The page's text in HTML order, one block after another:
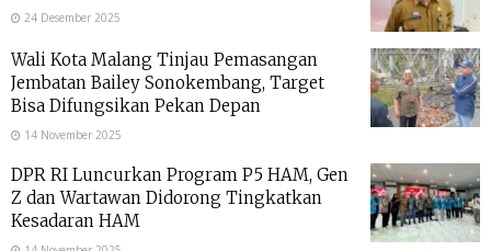
24 Desember 2025
Wali Kota Malang Tinjau Pemasangan
Jembatan Bailey Sonokembang, Target
Bisa Difungsikan Pekan Depan
14 November 2025
DPR RI Luncurkan Program P5 HAM, Gen
Z dan Wartawan Didorong Tingkatkan
Kesadaran HAM